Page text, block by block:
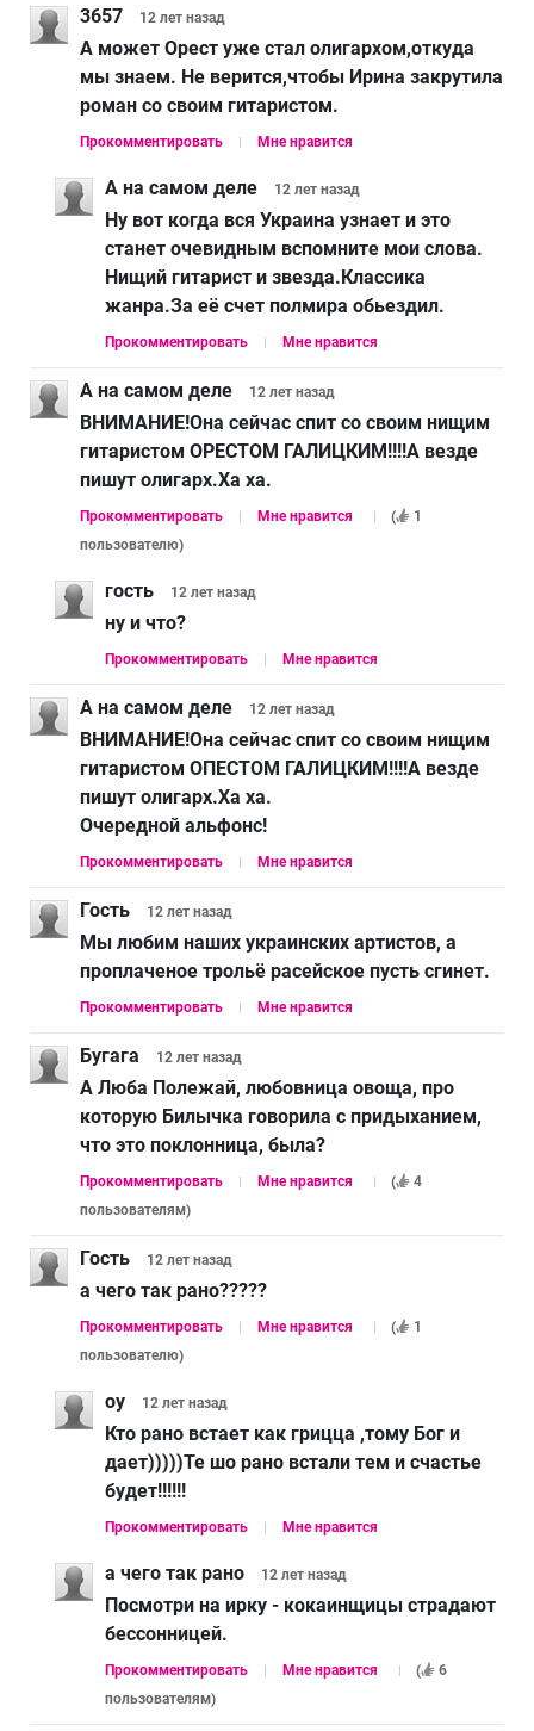
3657 12 лет назад
А может Орест уже стал олигархом,откуда
мы знаем. Не верится,чтобы Ирина закрутила
роман со своим гитаристом.
Прокомментировать Мне нравится
А на самом деле 12 лет назад
Ну вот когда вся Украина узнает и это
станет очевидным вспомните мои слова.
Нищий гитарист и звезда.Классика
жанра.За её счет полмира обьездил.
Прокомментировать Мне нравится
А на самом деле 12 лет назад
ВНИМАНИЕ!Она сейчас спит со своим нищим
гитаристом ОРЕСТОМ ГАЛИЦКИМ!!!!А везде
пишут олигарх.Ха ха.
Прокомментировать Мне нравится (
1
пользователю)
гость 12 лет назад
ну и что?
Прокомментировать Мне нравится
А на самом деле 12 лет назад
ВНИМАНИЕ!Она сейчас спит со своим нищим
гитаристом ОПЕСТОМ ГАЛИЦКИМ!!!!А везде
пишут олигарх.Ха ха.
Очередной альфонс!
Прокомментировать Мне нравится
Гость 12 лет назад
Мы любим наших украинских артистов, а
проплаченое трольё расейское пусть сгинет.
Прокомментировать Мне нравится
Бугага 12 лет назад
А Люба Полежай, любовница овоща, про
которую Билычка говорила с придыханием,
что это поклонница, была?
Прокомментировать Мне нравится (
4
пользователям)
Гость 12 лет назад
а чего так рано?????
Прокомментировать Мне нравится (
1
пользователю)
оу 12 лет назад
Кто рано встает как грицца ,тому Бог и
дает)))))Те шо рано встали тем и счастье
будет!!!!!!
Прокомментировать Мне нравится
а чего так рано 12 лет назад
Посмотри на ирку - кокаинщицы страдают
бессонницей.
Прокомментировать Мне нравится (
6
пользователям)